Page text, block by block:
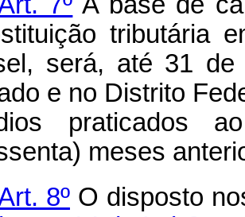
tributária
será, até 31
e no Distrito
praticados
meses
8ºO disposto